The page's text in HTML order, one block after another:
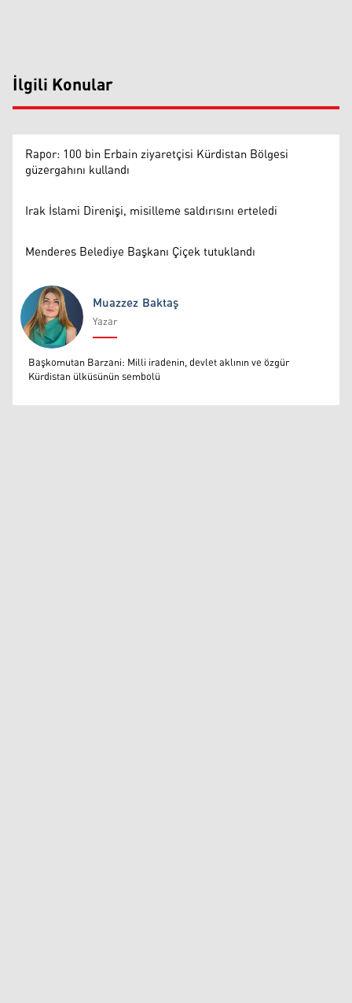
İlgili Konular
Rapor: 100 bin Erbain ziyaretçisi Kürdistan Bölgesi
güzergahını kullandı
Irak İslami Direnişi, misilleme saldırısını erteledi
Menderes Belediye Başkanı Çiçek tutuklandı
Muazzez Baktaş
Muazzez Baktaş
Yazar
Başkomutan Barzani: Milli iradenin, devlet aklının ve özgür
Kürdistan ülküsünün sembolü